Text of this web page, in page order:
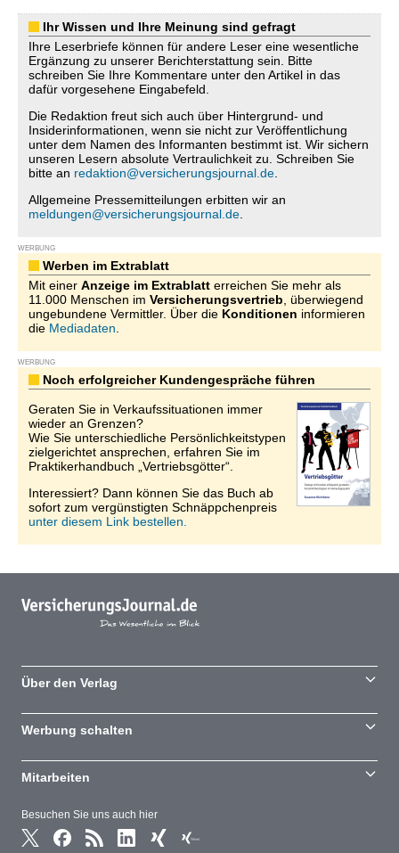
Ihr Wissen und Ihre Meinung sind gefragt
Ihre Leserbriefe können für andere Leser eine wesentliche
Ergänzung zu unserer Berichterstattung sein. Bitte
schreiben Sie Ihre Kommentare unter den Artikel in das
dafür vorgesehene Eingabefeld.
Die Redaktion freut sich auch über Hintergrund- und
Insiderinformationen, wenn sie nicht zur Veröffentlichung
unter dem Namen des Informanten bestimmt ist. Wir sichern
unseren Lesern absolute Vertraulichkeit zu. Schreiben Sie
bitte an redaktion@versicherungsjournal.de
Allgemeine Pressemitteilungen erbitten wir an
meldungen@versicherungsjournal.de
WERBUNG
Werben im Extrablatt
Mit einer Anzeige im Extrablatt erreichen Sie mehr als
11.000 Menschen im Versicherungsvertrieb , überwiegend
ungebundene Vermittler. Über die Konditionen informieren
die Mediadaten
WERBUNG
Noch erfolgreicher Kundengespräche führen
Geraten Sie in Verkaufssituationen immer
wieder an Grenzen?
Wie Sie unterschiedliche Persönlichkeitstypen
zielgerichtet ansprechen, erfahren Sie im
Praktikerhandbuch „Vertriebsgötter“.
Interessiert? Dann können Sie das Buch ab
sofort zum vergünstigten Schnäppchenpreis
unter diesem Link bestellen.
Besuchen Sie uns auch hier
Über den Verlag
Werbung schalten
Mitarbeiten